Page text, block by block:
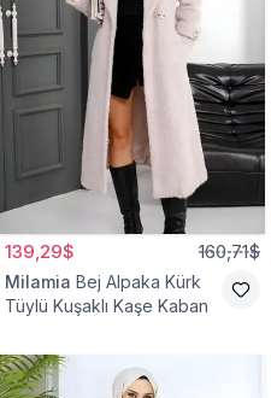
139,29$ 160,71$
Milamia Bej Alpaka Kürk
Tüylü Kuşaklı Kaşe Kaban